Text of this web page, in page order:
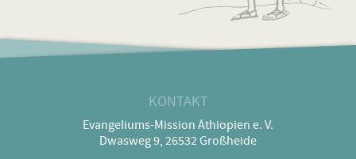
KONTAKT
Evangeliums-Mission Äthiopien e. V.
Dwasweg 9, 26532 Großheide